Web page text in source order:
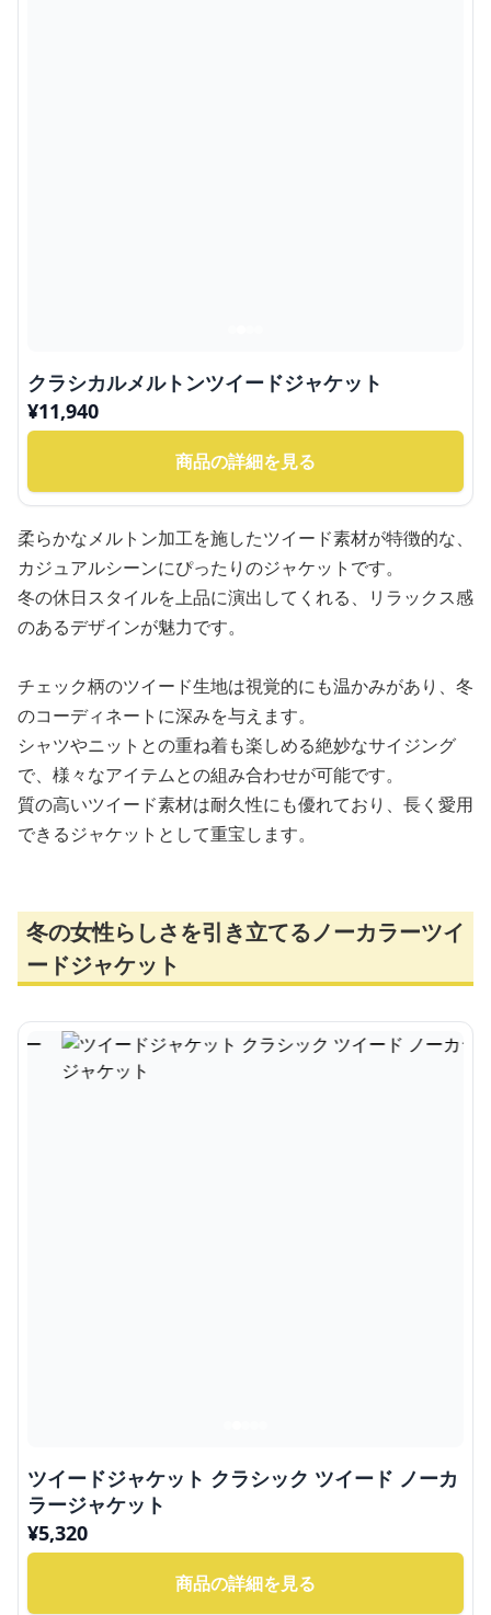
クラシカルメルトンツイードジャケット
¥11,940
商品の詳細を見る
柔らかなメルトン加工を施したツイード素材が特徴的な、
カジュアルシーンにぴったりのジャケットです。
冬の休日スタイルを上品に演出してくれる、リラックス感
のあるデザインが魅力です。
チェック柄のツイード生地は視覚的にも温かみがあり、冬
のコーディネートに深みを与えます。
シャツやニットとの重ね着も楽しめる絶妙なサイジング
で、様々なアイテムとの組み合わせが可能です。
質の高いツイード素材は耐久性にも優れており、長く愛用
できるジャケットとして重宝します。
冬の女性らしさを引き立てるノーカラーツイ
ードジャケット
ツイードジャケット クラシック ツイード ノーカ
ラージャケット
¥5,320
商品の詳細を見る